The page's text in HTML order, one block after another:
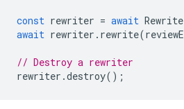
const rewriter = await
await rewriter . rewrite(
// Destroy a rewriter
rewriter .destroy();